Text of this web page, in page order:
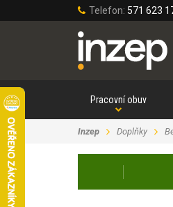
Telefon: 571 623
Pracovní obuv
Inzep Doplňky